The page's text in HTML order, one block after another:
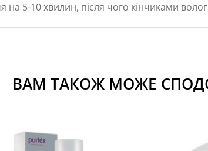
5-10 хвилин, після чого кінчиками
ВАМ ТАКОЖ МОЖЕ